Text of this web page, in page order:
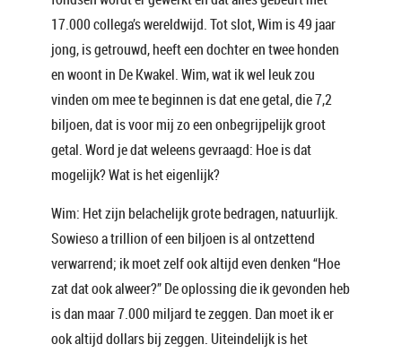
17.000 collega’s wereldwijd. Tot slot, Wim is 49 jaar
jong, is getrouwd, heeft een dochter en twee honden
en woont in De Kwakel. Wim, wat ik wel leuk zou
vinden om mee te beginnen is dat ene getal, die 7,2
biljoen, dat is voor mij zo een onbegrijpelijk groot
getal. Word je dat weleens gevraagd: Hoe is dat
mogelijk? Wat is het eigenlijk?
Wim: Het zijn belachelijk grote bedragen, natuurlijk.
Sowieso a trillion of een biljoen is al ontzettend
verwarrend; ik moet zelf ook altijd even denken “Hoe
zat dat ook alweer?” De oplossing die ik gevonden heb
is dan maar 7.000 miljard te zeggen. Dan moet ik er
ook altijd dollars bij zeggen. Uiteindelijk is het